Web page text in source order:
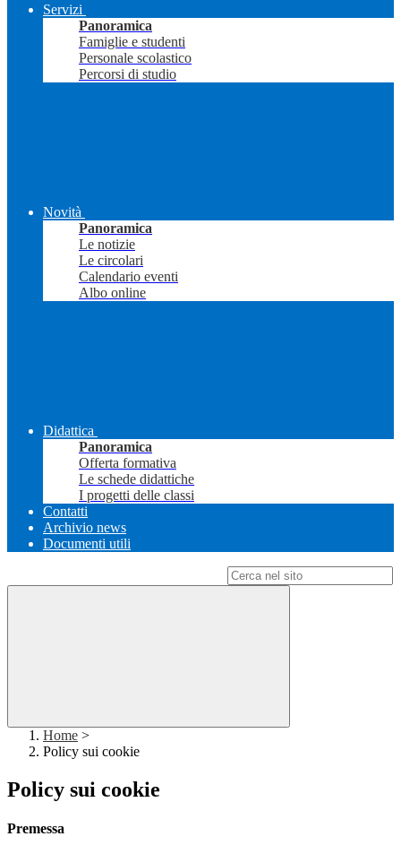
Servizi
Panoramica
Famiglie e studenti
Personale scolastico
Percorsi di studio
Novità
Panoramica
Le notizie
Le circolari
Calendario eventi
Albo online
Didattica
Panoramica
Offerta formativa
Le schede didattiche
I progetti delle classi
Contatti
Archivio news
Documenti utili
Home >
Policy sui cookie
Policy sui cookie
Premessa